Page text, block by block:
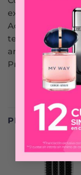
extractos de
Aonori . Ideal
textura y/o
antes de utilizar
Producto sin
PRODUCTOS